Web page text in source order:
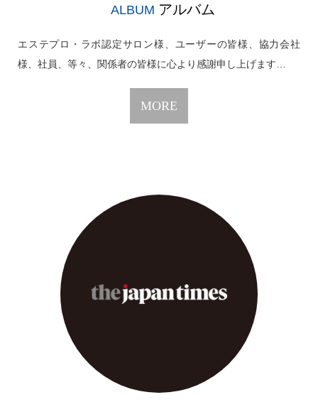
ALBUM アルバム
エステプロ・ラボ認定サロン様、ユーザーの皆様、協力会社
様、社員、等々、関係者の皆様に心より感謝申し上げます…
MORE